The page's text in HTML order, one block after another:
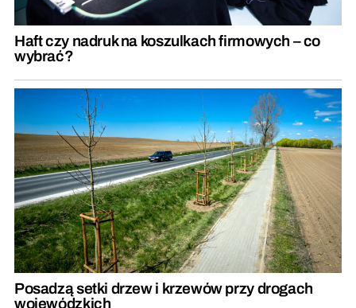
Haft czy nadruk na koszulkach firmowych – co
wybrać?
Posadzą setki drzew i krzewów przy drogach
wojewódzkich